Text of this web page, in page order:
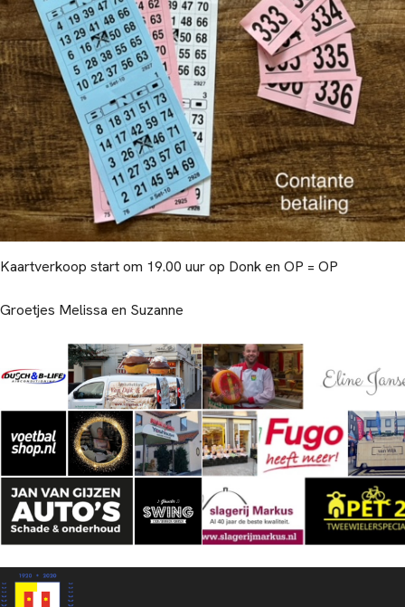
Kaartverkoop start om 19.00 uur op Donk en OP = OP
Groetjes Melissa en Suzanne